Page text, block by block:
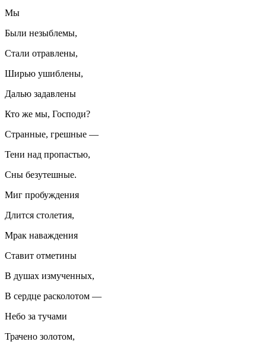
Мы
Были незыблемы,
Стали отравлены,
Ширью ушиблены,
Далью задавлены
Кто же мы, Господи?
Странные, грешные —
Тени над пропастью,
Сны безутешные.
Миг пробуждения
Длится столетия,
Мрак наваждения
Ставит отметины
В душах измученных,
В сердце расколотом —
Небо за тучами
Трачено золотом,